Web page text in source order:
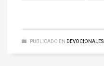
PUBLICADO EN DEVOCIONALES